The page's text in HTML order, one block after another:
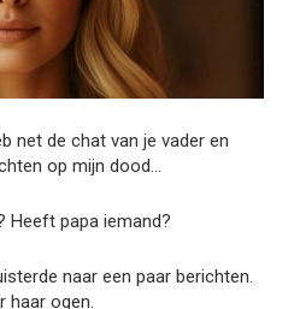
net de chat van je vader en
op mijn dood…
Heeft papa iemand?
naar een paar berichten.
haar ogen.